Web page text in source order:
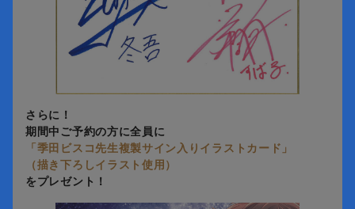
さらに！
期間中ご予約の方に全員に
「季田ビスコ先生複製サイン入りイラストカード」
（描き下ろしイラスト使用）
をプレゼント！